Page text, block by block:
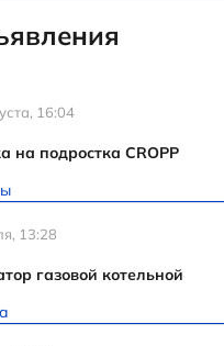
16:04
на подростка CROPP
13:28
газовой котельной